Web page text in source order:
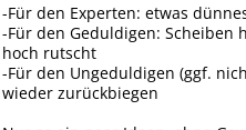
-Für den Experten: etwas
-Für den Geduldigen: Scheiben
hoch rutscht
-Für den Ungeduldigen (ggf.
wieder zurückbiegen